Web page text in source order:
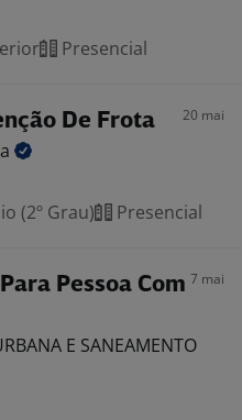
Presencial
De Frota 20 mai
(2º Grau) Presencial
Pessoa Com 7 mai
E SANEAMENTO